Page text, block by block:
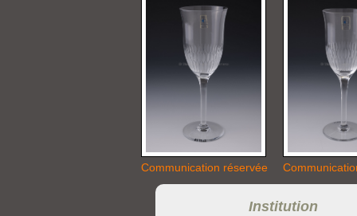
Communication réservée
Institution